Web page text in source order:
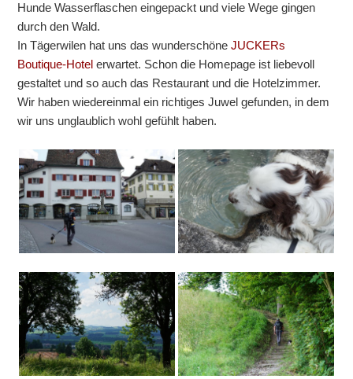
Hunde Wasserflaschen eingepackt und viele Wege gingen
durch den Wald.
In Tägerwilen hat uns das wunderschöneJUCKERs
Boutique-Hotel erwartet. Schon die Homepage ist liebevoll
gestaltet und so auch das Restaurant und die Hotelzimmer.
Wir haben wiedereinmal ein richtiges Juwel gefunden, in dem
wir uns unglaublich wohl gefühlt haben.